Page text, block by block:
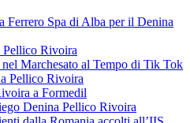
Ferrero Spa di Alba per il Denina
Pellico Rivoira
Marchesato al Tempo di Tik Tok
Pellico Rivoira
a Formedil
Denina Pellico Rivoira